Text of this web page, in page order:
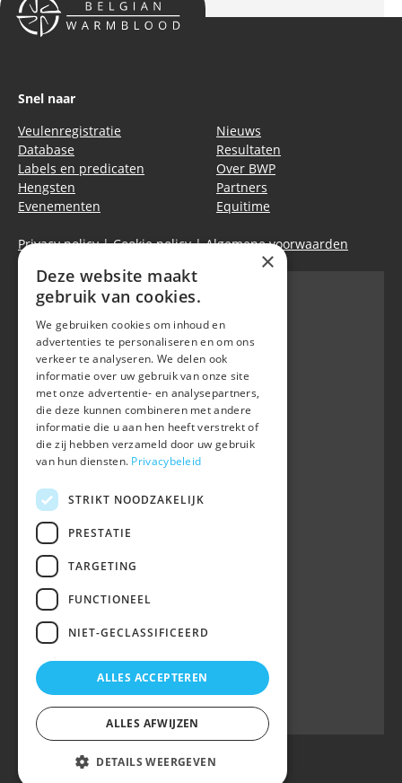
Snel naar
Veulenregistratie
Database
Labels en predicaten
Hengsten
Evenementen
Nieuws
Resultaten
Over BWP
Partners
Equitime
Privacy policy|Cookie policy|Algemene voorwaarden
Belgian Warmblood - BWP
Waversebaan 99
B-3050 OUD-HEVERLEE
+32 (0) 16 47 99 80
info@belgian-warmblood.com
BTW BE 0410.346.424
RPR Leuven
Volg ons op
Wij zijn telefonisch bereikbaar:
woe 9u-12u
maa, din, don, vrij 13u-16u
×
Deze website maakt
gebruik van cookies.
We gebruiken cookies om inhoud en
advertenties te personaliseren en om ons
verkeer te analyseren. We delen ook
informatie over uw gebruik van onze site
met onze advertentie- en analysepartners,
die deze kunnen combineren met andere
informatie die u aan hen heeft verstrekt of
die zij hebben verzameld door uw gebruik
van hun diensten. Privacybeleid
STRIKT NOODZAKELIJK
PRESTATIE
TARGETING
FUNCTIONEEL
NIET-GECLASSIFICEERD
ALLES ACCEPTEREN
ALLES AFWIJZEN
DETAILS WEERGEVEN